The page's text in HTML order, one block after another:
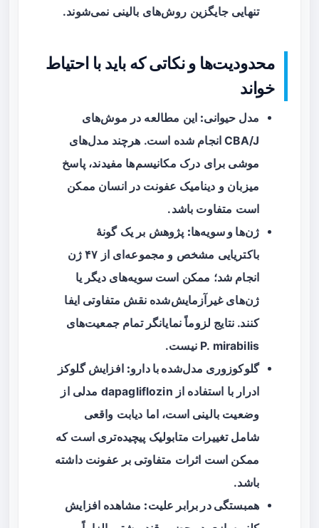
تنهایی جایگزین روش‌های بالینی نمی‌شوند.
محدودیت‌ها و نکاتی که باید با احتیاط
خواند
مدل حیوانی: این مطالعه در موش‌های
CBA/J انجام شده است. هرچند مدل‌های
موشی برای درک مکانیسم‌ها مفیدند، پاسخ
میزبان و دینامیک عفونت در انسان ممکن
است متفاوت باشد.
ژن‌ها و سویه‌ها: پژوهش بر یک گونهٔ
باکتریایی مشخص و مجموعه‌ای از ۴۷ ژن
انجام شد؛ ممکن است سویه‌های دیگر یا
ژن‌های غیرآزمایش‌شده نقش متفاوتی ایفا
کنند. نتایج لزوماً نمایانگر تمام جمعیت‌های
P. mirabilis نیست.
گلوکوزوری مدل‌شده با دارو: افزایش گلوکز
ادرار با استفاده از dapagliflozin مدلی از
وضعیت بالینی است، اما دیابت واقعی
شامل تغییرات متابولیک پیچیده‌تری است که
ممکن است اثرات متفاوتی بر عفونت داشته
باشد.
همبستگی در برابر علیت: مشاهده افزایش